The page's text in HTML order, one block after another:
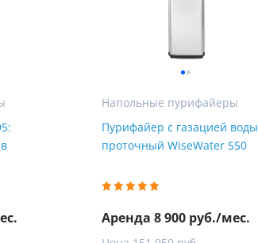
Напольные пурифайеры
Пурифайер с газацией воды
проточный WiseWater 550
Аренда 8 900 руб./мес.
введите код из СМC
отправку заявки
в один клик
звонок